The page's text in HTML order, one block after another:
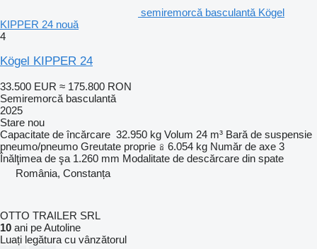
semiremorcă basculantă Kögel
KIPPER 24 nouă
4
Kögel KIPPER 24
33.500 EUR ≈ 175.800 RON
Semiremorcă basculantă
2025
Stare nou
Capacitate de încărcare 32.950 kg Volum 24 m³ Bară de suspensie
pneumo/pneumo Greutate proprie 6.054 kg Număr de axe 3
Înălţimea de şa 1.260 mm Modalitate de descărcare din spate
România, Constanța
OTTO TRAILER SRL
10 ani pe Autoline
Luați legătura cu vânzătorul